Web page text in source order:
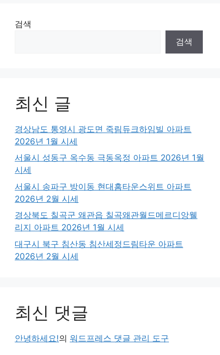
검색
검색
최신 글
경상남도 통영시 광도면 죽림듀크하임빌 아파트
2026년 1월 시세
서울시 성동구 옥수동 극동옥정 아파트 2026년 1월
시세
서울시 송파구 방이동 현대홈타운스위트 아파트
2026년 2월 시세
경상북도 칠곡군 왜관읍 칠곡왜관월드메르디앙웰
리지 아파트 2026년 1월 시세
대구시 북구 침산동 침산세정드림타운 아파트
2026년 2월 시세
최신 댓글
안녕하세요!의 워드프레스 댓글 관리 도구